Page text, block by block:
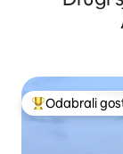
Među najviše
Odabrali